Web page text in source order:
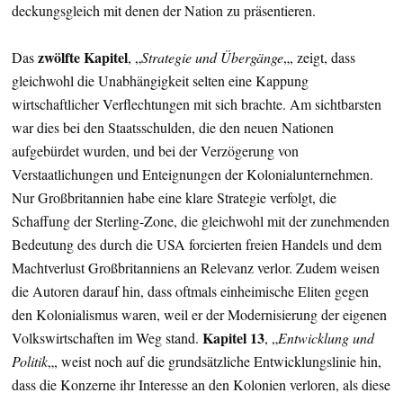
deckungsgleich mit denen der Nation zu präsentieren.
Daszwölfte Kapitel, „Strategie und Übergänge„, zeigt, dass
gleichwohl die Unabhängigkeit selten eine Kappung
wirtschaftlicher Verflechtungen mit sich brachte. Am sichtbarsten
war dies bei den Staatsschulden, die den neuen Nationen
aufgebürdet wurden, und bei der Verzögerung von
Verstaatlichungen und Enteignungen der Kolonialunternehmen.
Nur Großbritannien habe eine klare Strategie verfolgt, die
Schaffung der Sterling-Zone, die gleichwohl mit der zunehmenden
Bedeutung des durch die USA forcierten freien Handels und dem
Machtverlust Großbritanniens an Relevanz verlor. Zudem weisen
die Autoren darauf hin, dass oftmals einheimische Eliten gegen
den Kolonialismus waren, weil er der Modernisierung der eigenen
Volkswirtschaften im Weg stand. Kapitel 13, „Entwicklung und
Politik„, weist noch auf die grundsätzliche Entwicklungslinie hin,
dass die Konzerne ihr Interesse an den Kolonien verloren, als diese